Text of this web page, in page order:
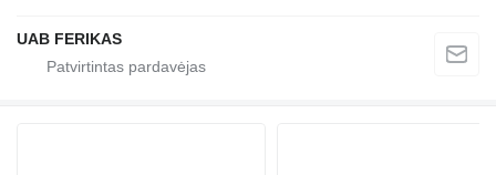
UAB FERIKAS